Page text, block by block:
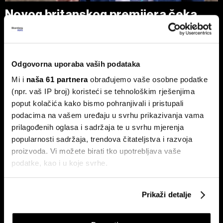
Odgovorna uporaba vaših podataka
Mi i naša 61 partneraobrađujemo vaše osobne podatke
(npr. vaš IP broj) koristeći se tehnološkim rješenjima
poput kolačića kako bismo pohranjivali i pristupali
podacima na vašem uređaju u svrhu prikazivanja vama
prilagođenih oglasa i sadržaja te u svrhu mjerenja
popularnosti sadržaja, trendova čitateljstva i razvoja
proizvoda. Vi možete birati tko upotrebljava vaše
podatke, kao i u koje svrhe.
Prikupljati podatke o vašoj geografskoj lokaciji,
koji mogu biti precizni do radijusa od nekoliko metara
Prikaži detalje
Novog britanskog premijera čeka
prazna blagajna - Burnham planira
nacionalizaciju
najizglednijeg nasljednika otvorili su ozbiljna pitanja o
Američki sud Trumpove carine
Hoće li Trump završiti rat prije